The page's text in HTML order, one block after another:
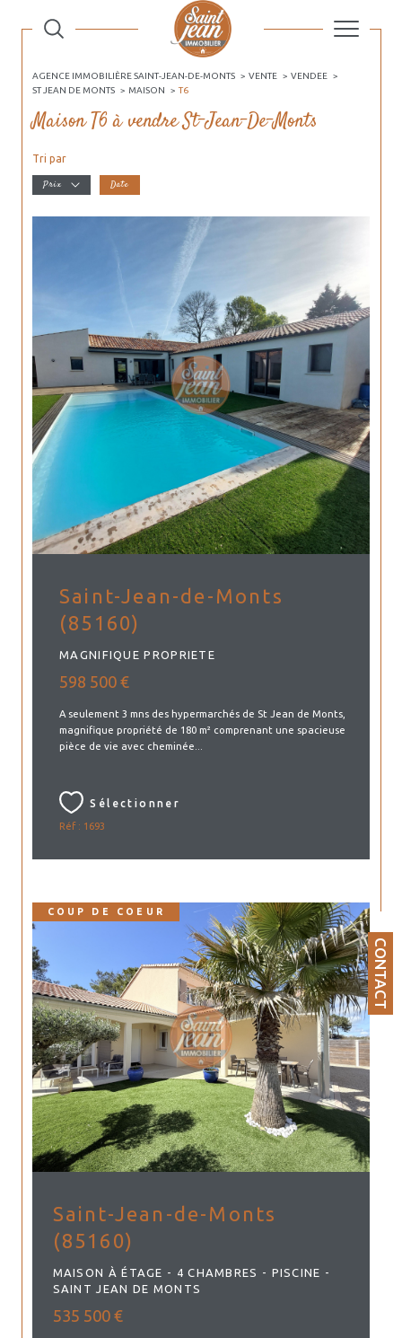
CONTACT
AGENCE IMMOBILIÈRE SAINT-JEAN-DE-MONTS VENTE
VENDEE
ST JEAN DE MONTS
MAISON T6
Maison T6 à vendre St-Jean-De-Monts
Tri par
Prix Date
Saint-Jean-de-Monts
(85160)
MAGNIFIQUE PROPRIETE
598 500 €
A seulement 3 mns des hypermarchés de St Jean de Monts,
magnifique propriété de 180 m² comprenant une spacieuse
pièce de vie avec cheminée...
Sélectionner
Réf : 1693
Saint-Jean-de-Monts
(85160)
MAISON À ÉTAGE - 4 CHAMBRES - PISCINE -
SAINT JEAN DE MONTS
535 500 €
COUP DE COEUR